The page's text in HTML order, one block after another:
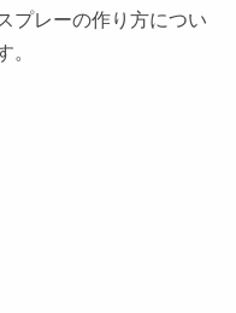
プレーの作り方につい
。